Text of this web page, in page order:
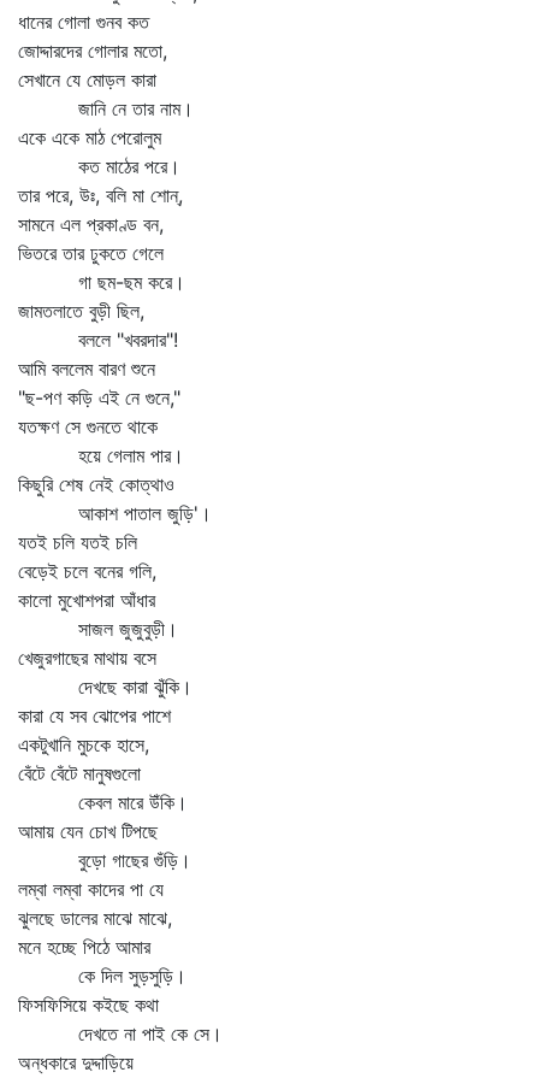
ধানের গোলা গুনব কত
জোদ্দারদের গোলার মতো,
সেখানে যে মোড়ল কারা
জানি নে তার নাম।
একে একে মাঠ পেরোলুম
কত মাঠের পরে।
তার পরে, উঃ, বলি মা শোন্‌,
সামনে এল প্রকাণ্ড বন,
ভিতরে তার ঢুকতে গেলে
গা ছম-ছম করে।
জামতলাতে বুড়ী ছিল,
বললে "খবরদার"!
আমি বললেম বারণ শুনে
"ছ-পণ কড়ি এই নে গুনে,"
যতক্ষণ সে গুনতে থাকে
হয়ে গেলাম পার।
কিছুরি শেষ নেই কোত্থাও
আকাশ পাতাল জুড়ি'।
যতই চলি যতই চলি
বেড়েই চলে বনের গলি,
কালো মুখোশপরা আঁধার
সাজল জুজুবুড়ী।
খেজুরগাছের মাথায় বসে
দেখছে কারা ঝুঁকি।
কারা যে সব ঝোপের পাশে
একটুখানি মুচকে হাসে,
বেঁটে বেঁটে মানুষগুলো
কেবল মারে উঁকি।
আমায় যেন চোখ টিপছে
বুড়ো গাছের গুঁড়ি।
লম্বা লম্বা কাদের পা যে
ঝুলছে ডালের মাঝে মাঝে,
মনে হচ্ছে পিঠে আমার
কে দিল সুড়সুড়ি।
ফিসফিসিয়ে কইছে কথা
দেখতে না পাই কে সে।
অন্ধকারে দুদ্দাড়িয়ে